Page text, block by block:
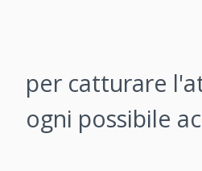
per catturare
ogni possibile